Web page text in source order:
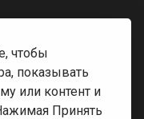
чтобы
показывать
или контент и
Принять
данных